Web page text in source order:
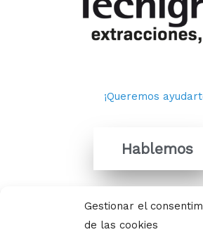
Gestionar el
de las cookies
¡Queremos
Hablemos
Carretera de Fuencarral a
Madrid